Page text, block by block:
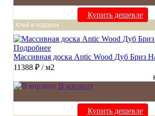
Купить дешевле
Клей в подарок
Подробнее
Массивная доска Antic Wood Дуб Бриз
11388 ₽ / м2
В корзину
Купить дешевле